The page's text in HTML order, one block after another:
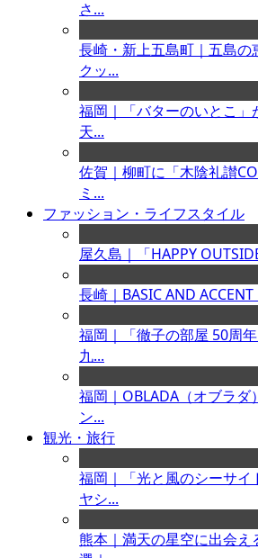
さ...
長崎・新上五島町｜五島の
クッ...
福岡｜「バターのいとこ」
天...
佐賀｜柳町に「木陰礼讃
ミ...
ファッション・ライフスタイル
屋久島｜「HAPPY
長崎｜BASIC AND
福岡｜「徹子の部屋 50周
九...
福岡｜OBLADA（オブラダ
ン...
観光・旅行
福岡｜「光と風のシーサ
ヤシ...
熊本｜満天の星空に出会